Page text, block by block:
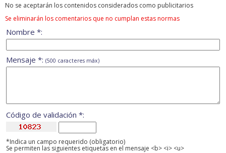
No se aceptarán los contenidos considerados como publicitarios
Se eliminarán los comentarios que no cumplan estas normas
Nombre *:
Mensaje *: (500 caracteres máx)
Código de validación *:
*Indica un campo requerido (obligatorio)
Se permiten las siguientes etiquetas en el mensaje <b> <i> <u>